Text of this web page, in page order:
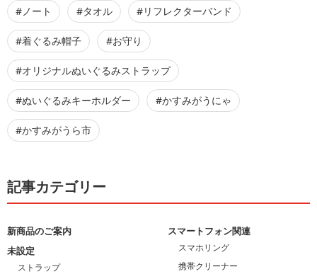
#ノート #タオル #リフレクターバンド
#着ぐるみ帽子 #お守り
#オリジナルぬいぐるみストラップ
#ぬいぐるみキーホルダー #かすみがうにゃ
#かすみがうら市
記事カテゴリー
新商品のご案内
未設定
ストラップ
スマートフォン関連
スマホリング
携帯クリーナー